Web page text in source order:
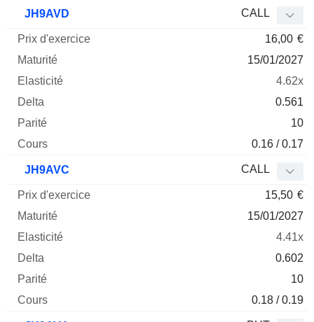
JH9AVD CALL
16,00 €
15/01/2027
4.62x
0.561
10
0.16 / 0.17
JH9AVC CALL
15,50 €
15/01/2027
4.41x
0.602
10
0.18 / 0.19